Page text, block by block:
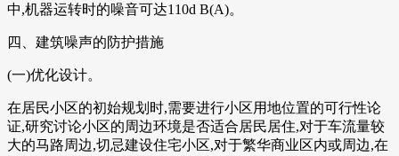
中,机器运转时的噪音可达110d B(A)。
四、建筑噪声的防护措施
(一)优化设计。
在居民小区的初始规划时,需要进行小区用地位置的可行性论
证,研究讨论小区的周边环境是否适合居民居住,对于车流量较
大的马路周边,切忌建设住宅小区,对于繁华商业区内或周边,在